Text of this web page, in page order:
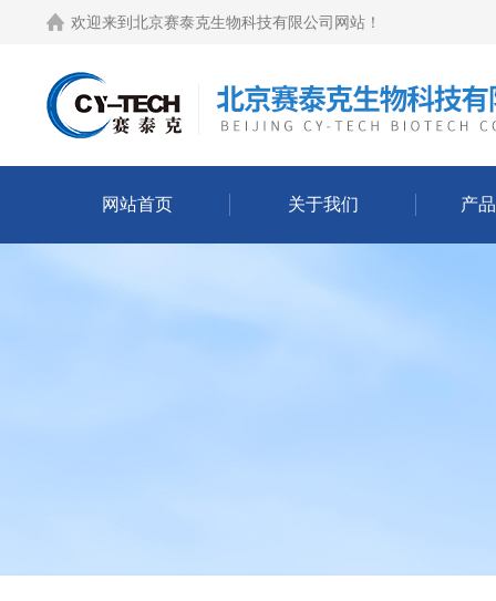
欢迎来到 北京赛泰克生物科技有限公司网站 ！
网站首页 关于我们 产